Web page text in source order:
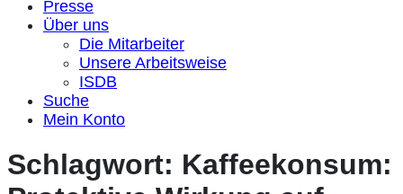
Presse
Über uns
Die Mitarbeiter
Unsere Arbeitsweise
ISDB
Suche
Mein Konto
Schlagwort: Kaffeekonsum: